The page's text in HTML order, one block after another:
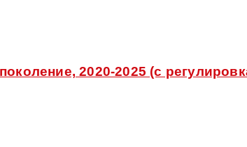
2020-2025 (с